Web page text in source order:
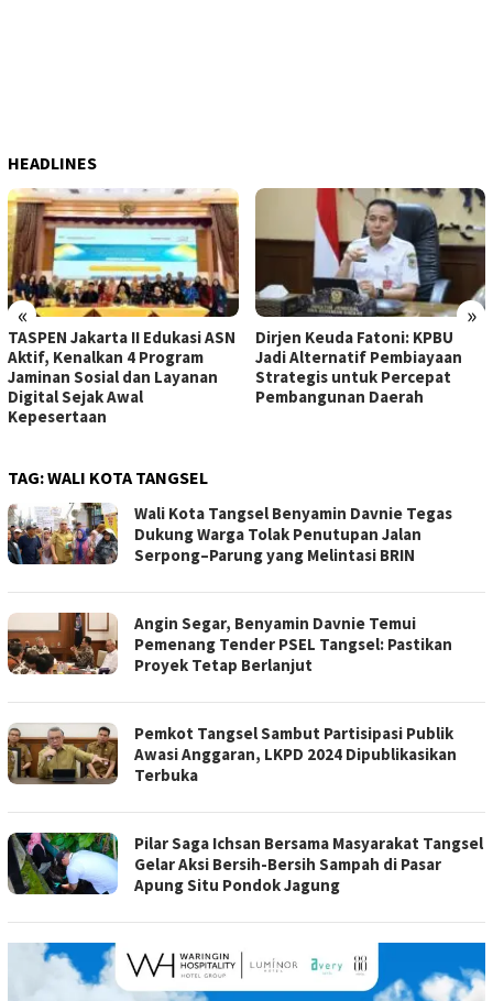
HEADLINES
« »
TASPEN Jakarta II Edukasi ASN
Aktif, Kenalkan 4 Program
Jaminan Sosial dan Layanan
Digital Sejak Awal
Kepesertaan
Dirjen Keuda Fatoni: KPBU
Jadi Alternatif Pembiayaan
Strategis untuk Percepat
Pembangunan Daerah
TAG:WALI KOTA TANGSEL
Wali Kota Tangsel Benyamin Davnie Tegas
Dukung Warga Tolak Penutupan Jalan
Serpong–Parung yang Melintasi BRIN
Angin Segar, Benyamin Davnie Temui
Pemenang Tender PSEL Tangsel: Pastikan
Proyek Tetap Berlanjut
Pemkot Tangsel Sambut Partisipasi Publik
Awasi Anggaran, LKPD 2024 Dipublikasikan
Terbuka
Pilar Saga Ichsan Bersama Masyarakat Tangsel
Gelar Aksi Bersih-Bersih Sampah di Pasar
Apung Situ Pondok Jagung